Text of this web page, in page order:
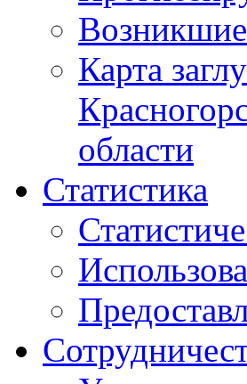
Карта
области
Статистика